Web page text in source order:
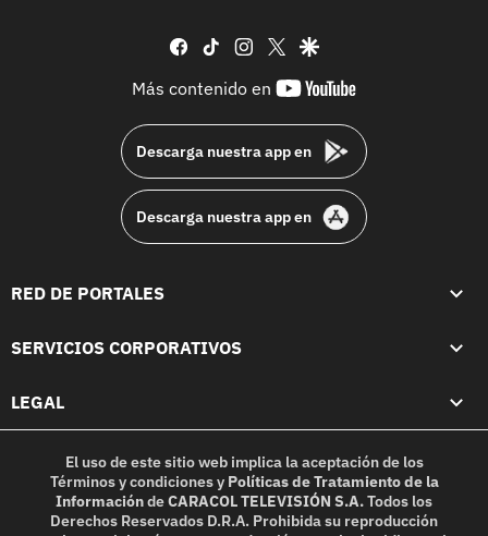
facebook
tiktok instagram
twittergoogle
Más contenido en
youtube-
Descarga nuestra app en
Descarga nuestra app en
RED DE PORTALES
SERVICIOS CORPORATIVOS
LEGAL
El uso de este sitio web implica la aceptación de los
Términos y condicionesy Políticas de Tratamiento de la
InformacióndeCARACOL TELEVISIÓN S.A.Todos los
Derechos Reservados D.R.A. Prohibida su reproducción